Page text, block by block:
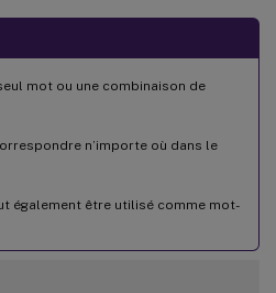
mot ou une combinaison de
n’importe où dans le
également être utilisé comme mot-